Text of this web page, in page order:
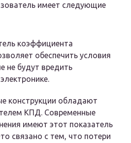
имеет следующие
коэффициента
обеспечить условия
не будут вредить
конструкции обладают
КПД. Современные
имеют этот показатель
связано с тем, что потери